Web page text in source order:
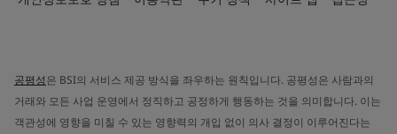
공평성은 BSI의 서비스 제공 방식을 좌우하는 원칙입니다. 공평성은 사람과의
거래와 모든 사업 운영에서 정직하고 공정하게 행동하는 것을 의미합니다. 이는
객관성에 영향을 미칠 수 있는 영향력의 개입 없이 의사 결정이 이루어진다는